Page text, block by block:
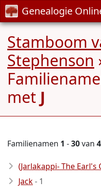
Genealogie
Stamboom
Stephenson
met J
Familienamen 1 -30van
(Jarlakappi- The Earl's
Jack- 1